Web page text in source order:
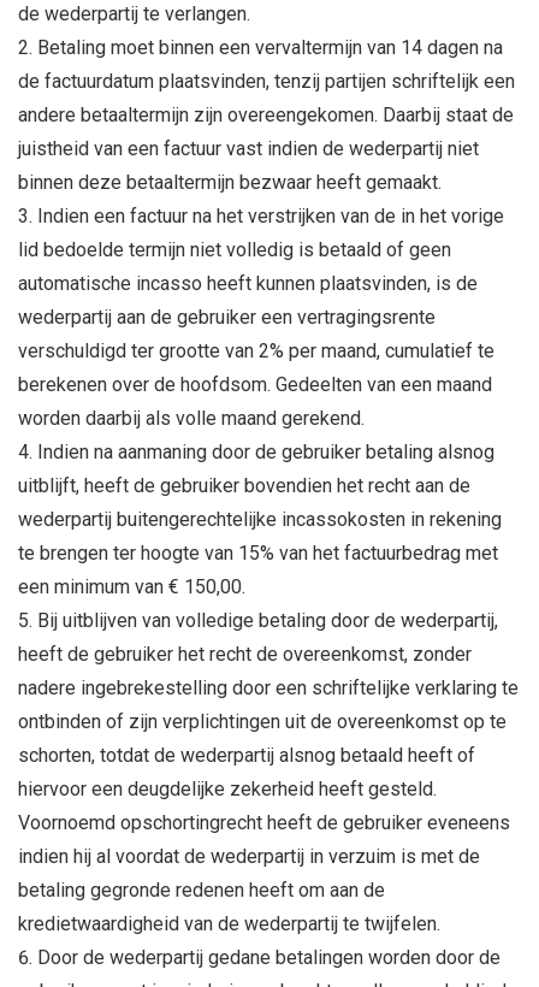
de wederpartij te verlangen.
Betaling moet binnen een vervaltermijn van 14 dagen na
de factuurdatum plaatsvinden, tenzij partijen schriftelijk een
andere betaaltermijn zijn overeengekomen. Daarbij staat de
juistheid van een factuur vast indien de wederpartij niet
binnen deze betaaltermijn bezwaar heeft gemaakt.
Indien een factuur na het verstrijken van de in het vorige
lid bedoelde termijn niet volledig is betaald of geen
automatische incasso heeft kunnen plaatsvinden, is de
wederpartij aan de gebruiker een vertragingsrente
verschuldigd ter grootte van 2% per maand, cumulatief te
berekenen over de hoofdsom. Gedeelten van een maand
worden daarbij als volle maand gerekend.
Indien na aanmaning door de gebruiker betaling alsnog
uitblijft, heeft de gebruiker bovendien het recht aan de
wederpartij buitengerechtelijke incassokosten in rekening
te brengen ter hoogte van 15% van het factuurbedrag met
een minimum van € 150,00.
Bij uitblijven van volledige betaling door de wederpartij,
heeft de gebruiker het recht de overeenkomst, zonder
nadere ingebrekestelling door een schriftelijke verklaring te
ontbinden of zijn verplichtingen uit de overeenkomst op te
schorten, totdat de wederpartij alsnog betaald heeft of
hiervoor een deugdelijke zekerheid heeft gesteld.
Voornoemd opschortingrecht heeft de gebruiker eveneens
indien hij al voordat de wederpartij in verzuim is met de
betaling gegronde redenen heeft om aan de
kredietwaardigheid van de wederpartij te twijfelen.
Door de wederpartij gedane betalingen worden door de